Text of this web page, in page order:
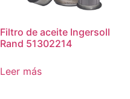
Filtro de aceite Ingersoll
Rand 51302214
Leer más